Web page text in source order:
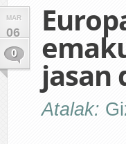
MAR
06
0
jasan
Atalak: